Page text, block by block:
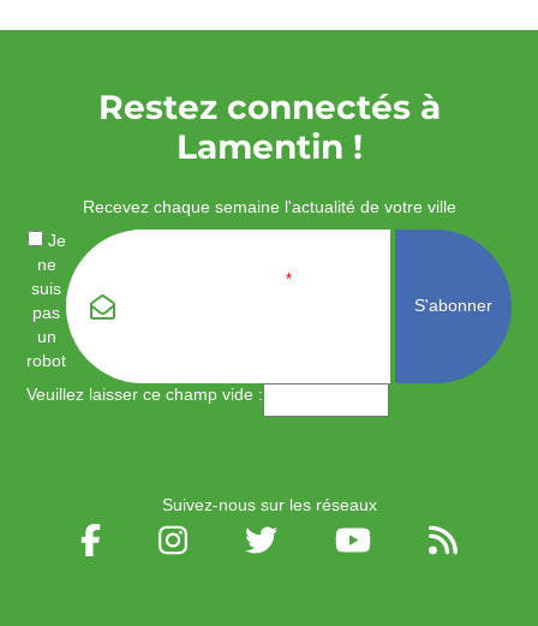
Restez connectés à
Lamentin !
Recevez chaque semaine l'actualité de votre ville
Je
ne
suis
pas
un
robot
*
Veuillez laisser ce champ vide :
Suivez-nous sur les réseaux